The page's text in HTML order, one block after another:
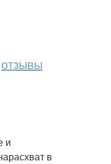
отзывы
и
в